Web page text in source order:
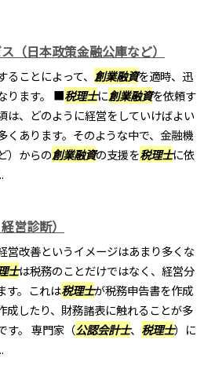
（日本政策金融公庫など）
ことによって、 創業融資を適時、迅
ります。 ■税理士に創業融資を依頼す
は、どのように経営をしていけばよい
くあります。そのような中で、金融機
）からの創業融資の支援を税理士に依
営診断）
営改善というイメージはあまり多くな
士は税務のことだけではなく、経営分
す。これは税理士が税務申告書を作成
成したり、財務諸表に触れることが多
す。 専門家（公認会計士、 税理士）に